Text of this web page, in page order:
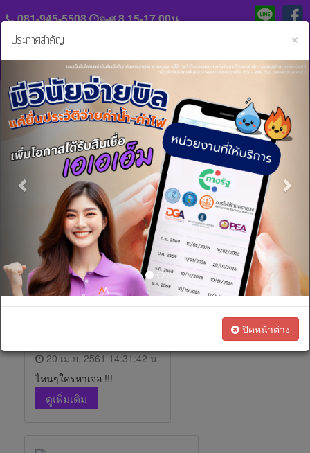
081-945-5508 จ-ศ 8.15-17.00น.
แจ้ง
หลัก
ฐาน
ชำระ
งวด
เชื่อ
และ
บริการ
สนใจ
เป็น
ทางการ
ประวัติ
ความ
เป็น
ร่วม
ติดต่อ
เรา
ข่าวสารและกิจกรรม..
20 เม.ย. 2561 14:31:42 น.
ไหนๆใครหาเจอ !!!
ดูเพิ่มเติม
×
ประกาศสำคัญ
Previous
ปิดหน้าต่าง